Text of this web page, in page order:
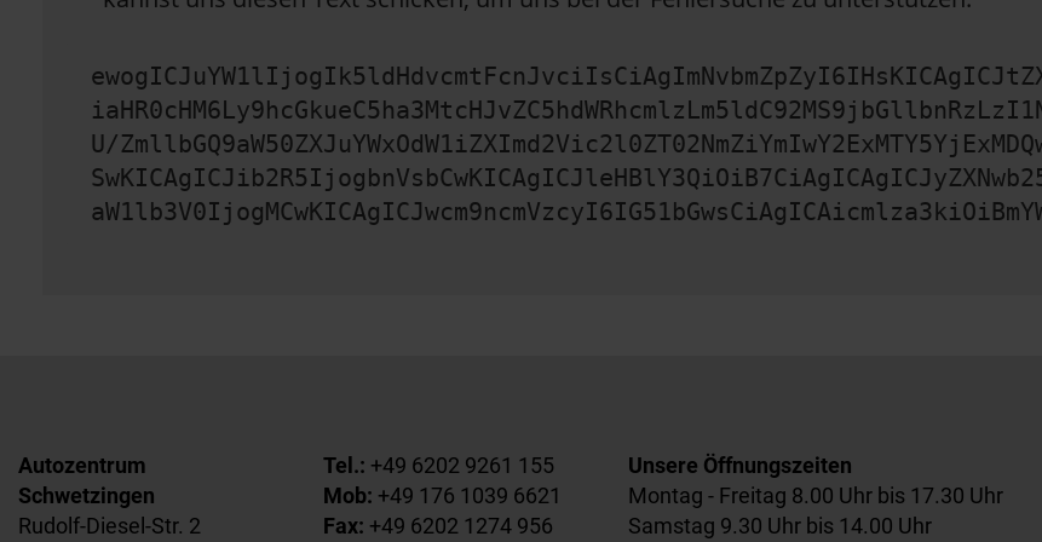
U/
Autozentrum
Schwetzingen
Rudolf-Diesel-Str. 2
Tel.: +49 6202 9261 155
Mob: +49 176 1039 6621
Fax: +49 6202 1274 956
Unsere Öffnungszeiten
Montag - Freitag 8.00 Uhr bis 17.30 Uhr
Samstag 9.30 Uhr bis 14.00 Uhr